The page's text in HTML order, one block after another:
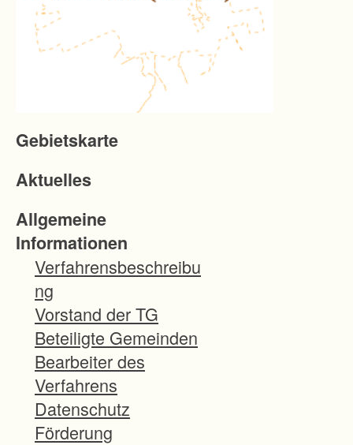
Gebietskarte
Aktuelles
Allgemeine
Informationen
Verfahrensbeschreibu
ng
Vorstand der TG
Beteiligte Gemeinden
Bearbeiter des
Verfahrens
Datenschutz
Förderung